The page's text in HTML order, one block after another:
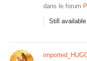
dans le forum
Still available